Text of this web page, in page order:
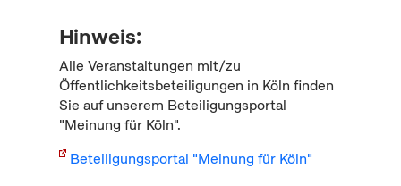
Hinweis:
Alle Veranstaltungen mit/zu
Öffentlichkeitsbeteiligungen in Köln finden
Sie auf unserem Beteiligungsportal
"Meinung für Köln".
Beteiligungsportal "Meinung für Köln"